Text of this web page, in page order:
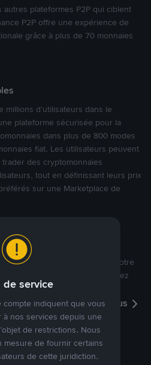
autres plateformes P2P qui ciblent
P2P offre une expérience de
grâce à plus de 70 monnaies
millions d’utilisateurs dans le
plateforme sécurisée pour la
dans plus de 800 modes
fiat. Les utilisateurs peuvent
des cryptomonnaies
tout en définissant leurs prix
sur une Marketplace de
pour vous
d’acheter et de vendre à votre
des offres existantes, ou créez
fixer vos propres prix.
Voir plus
paiement
de service
compte indiquent que vous
à nos services depuis une
de restrictions. Nous
mesure de fournir certains
de cette juridiction.